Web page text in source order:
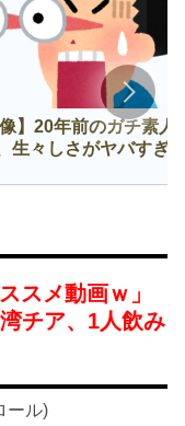
像】20年前のガチ素人
生々しさがヤバすぎ
スメ動画ｗ」
チア、1人飲み
ール)